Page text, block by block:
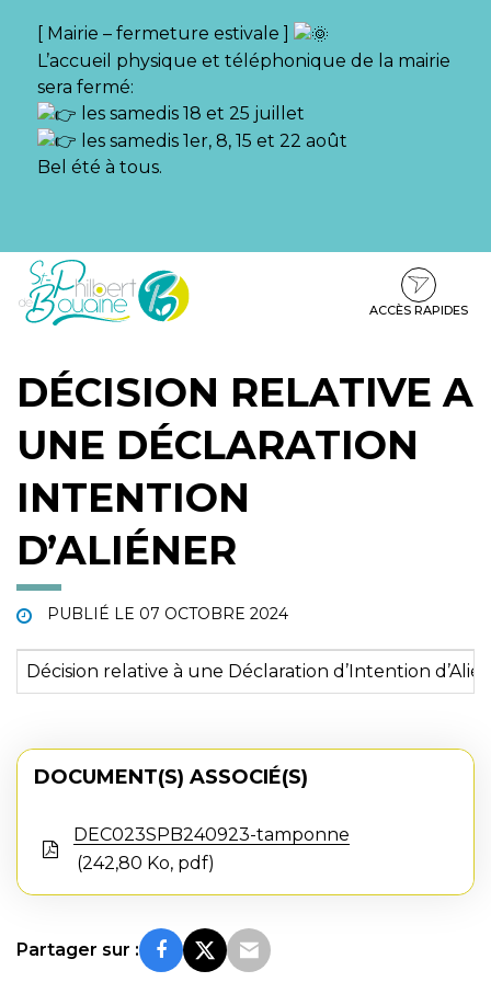
[ Mairie – fermeture estivale ]
L’accueil physique et téléphonique de la mairie
sera fermé:
les samedis 18 et 25 juillet
les samedis 1er, 8, 15 et 22 août
Bel été à tous.
Aller
Aller
contenu
Aller
pied
ACCÈS RAPIDES
DÉCISION RELATIVE A
UNE DÉCLARATION
INTENTION
D’ALIÉNER
PUBLIÉ LE 07 OCTOBRE 2024
Décision relative à une Déclaration d’Intention
DOCUMENT(S) ASSOCIÉ(S)
DEC023SPB240923-tamponne
242,80 Ko, pdf
Partager sur :